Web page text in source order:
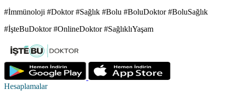
#İmmünoloji #Doktor #Sağlık #Bolu #BoluDoktor #BoluSağlık
#İşteBuDoktor #OnlineDoktor #SağlıklıYaşam
Hesaplamalar